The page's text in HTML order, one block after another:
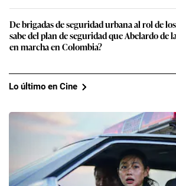
De brigadas de seguridad urbana al rol de
sabe del plan de seguridad que Abelardo de
en marcha en Colombia?
Lo último en Cine